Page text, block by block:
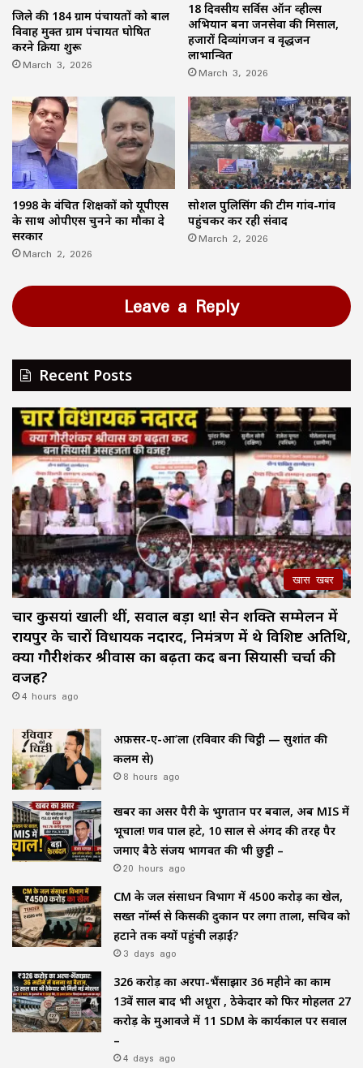
जिले की 184 ग्राम पंचायतों को बाल
विवाह मुक्त ग्राम पंचायत घोषित
करने प्रक्रिया शुरू
March 3, 2026
18 दिवसीय सर्विस ऑन व्हील्स
अभियान बना जनसेवा की मिसाल,
हजारों दिव्यांगजन व वृद्धजन
लाभान्वित
March 3, 2026
1998 के वंचित शिक्षकों को यूपीएस
के साथ ओपीएस चुनने का मौका दे
सरकार
March 2, 2026
सोशल पुलिसिंग की टीम गांव-गांव
पहुंचकर कर रही संवाद
March 2, 2026
Leave a Reply
Recent Posts
खास खबर
चार कुर्सियां खाली थीं, सवाल बड़ा था! सेन शक्ति सम्मेलन में
रायपुर के चारों विधायक नदारद, निमंत्रण में थे विशिष्ट अतिथि,
क्या गौरीशंकर श्रीवास का बढ़ता कद बना सियासी चर्चा की
वजह?
4 hours ago
अफ़सर-ए-आ’ला (रविवार की चिट्ठी — सुशांत की
कलम से)
8 hours ago
खबर का असर पैरी के भुगतान पर बवाल, अब MIS में
भूचाल! प्रणव पाल हटे, 10 साल से अंगद की तरह पैर
जमाए बैठे संजय भागवत की भी छुट्टी –
20 hours ago
CM के जल संसाधन विभाग में ₹4500 करोड़ का खेल,
सख्त नॉर्म्स से किसकी दुकान पर लगा ताला, सचिव को
हटाने तक क्यों पहुंची लड़ाई?
3 days ago
₹326 करोड़ का अरपा-भैंसाझार 36 महीने का काम
13वें साल बाद भी अधूरा , ठेकेदार को फिर मोहलत ₹27
करोड़ के मुआवजे में 11 SDM के कार्यकाल पर सवाल
–
4 days ago